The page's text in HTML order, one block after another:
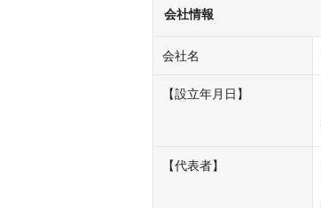
会社情報
会社名
【設立年月日】
【代表者】